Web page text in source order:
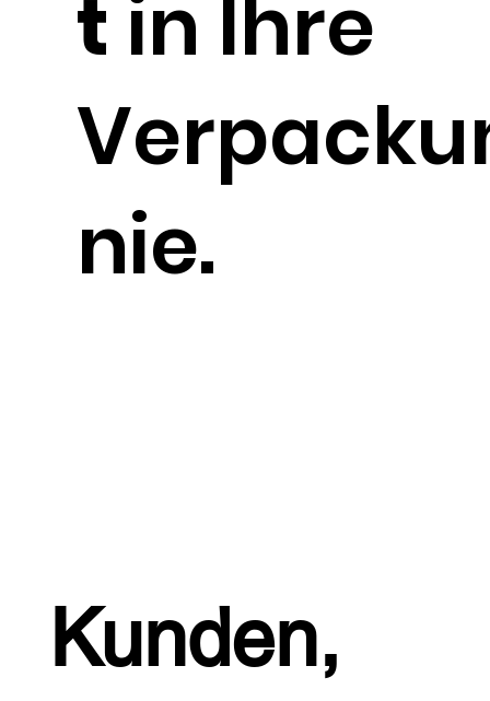
t in Ihre
nie.
Kunden,